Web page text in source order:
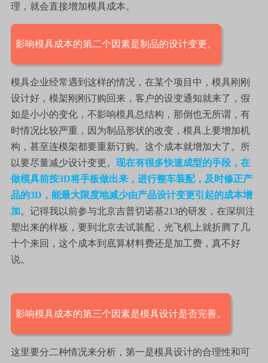
理，就会直接增加模具成本。
影响模具成本的第二个因素是制品的设计变更。
模具企业经常遇到这样的情况，在某个项目中，模具刚刚
设计好，模架刚刚订购回来，客户的设变通知就来了，假
如是小小的变化，不影响模具总结构，那倒也无所谓，有
时情况比较严重，因为制品形状的改变，模具上要增加机
构，甚至连模架都要重新订购。这个成本就增加大了。所
以要尽量减少设计变更。 现在有很多快速成型的手段，在
做模具前按3D将手板做出来，进行整车装配，及时修正产
品的3D，能最大限度地减少由产品设计变更引起的成本增
加。记得我以前参与北京吉普切诺基213的研发，在深圳注
塑出来的样板，要到北京去试装配，光飞机上就折腾了几
十个来回，这个成本到底算材料费还是加工费，真不好
说。
影响模具成本的第三个因素是模具设计是否完善。
这里要分二种情况来分析，第一是模具设计的合理性和可